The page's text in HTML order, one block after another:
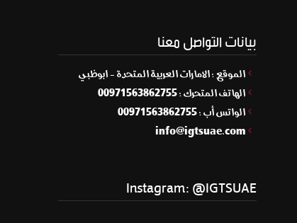
بيانات التواصل معنا
الموقع : الامارات العربية المتحدة - ابوظبي
الهاتف المتحرك : 00971563862755
الواتس أب : 00971563862755
info@igtsuae.com
Instagram: @IGTSUAE